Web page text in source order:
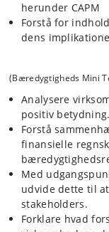
herunder CAPM
Forstå for
dens
(Bæredygtigheds Mini
Analysere
positiv betydning.
Forstå
finansielle
Med
udvide dette til
stakeholders.
Forklare hvad